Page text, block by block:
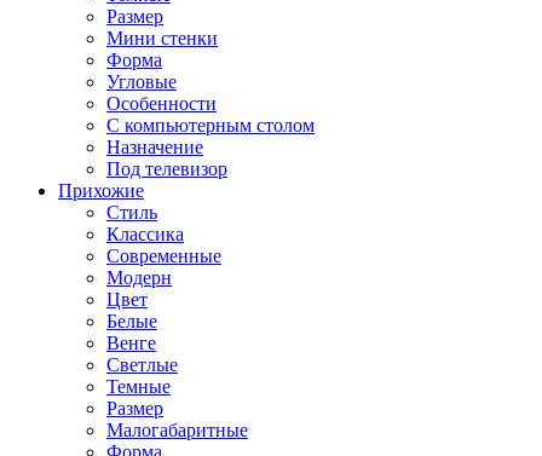
Размер
Мини стенки
Форма
Угловые
Особенности
С компьютерным столом
Назначение
Под телевизор
Прихожие
Стиль
Классика
Современные
Модерн
Цвет
Белые
Венге
Светлые
Темные
Размер
Малогабаритные
Форма